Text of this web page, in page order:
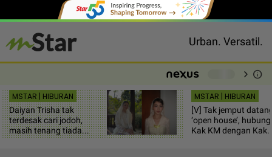
Urban. Versatil.
chevron_right info
MSTAR | HIBURAN
Daiyan Trisha tak
terdesak cari jodoh,
masih tenang tiada...
MSTAR | HIBURAN
[V] Tak jemput
‘open house’,
Kak KM dengan